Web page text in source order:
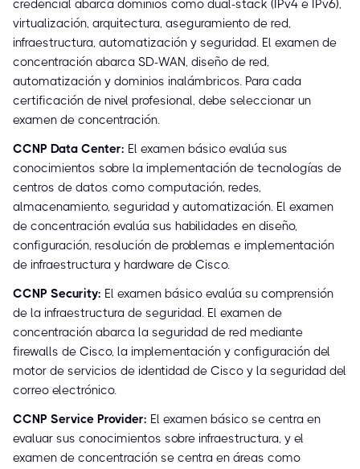
credencial abarca dominios como dual-stack (IPv4 e IPv6),
virtualización, arquitectura, aseguramiento de red,
infraestructura, automatización y seguridad. El examen de
concentración abarca SD-WAN, diseño de red,
automatización y dominios inalámbricos. Para cada
certificación de nivel profesional, debe seleccionar un
examen de concentración.
CCNP Data Center: El examen básico evalúa sus
conocimientos sobre la implementación de tecnologías de
centros de datos como computación, redes,
almacenamiento, seguridad y automatización. El examen
de concentración evalúa sus habilidades en diseño,
configuración, resolución de problemas e implementación
de infraestructura y hardware de Cisco.
CCNP Security: El examen básico evalúa su comprensión
de la infraestructura de seguridad. El examen de
concentración abarca la seguridad de red mediante
firewalls de Cisco, la implementación y configuración del
motor de servicios de identidad de Cisco y la seguridad del
correo electrónico.
CCNP Service Provider: El examen básico se centra en
evaluar sus conocimientos sobre infraestructura, y el
examen de concentración se centra en áreas como